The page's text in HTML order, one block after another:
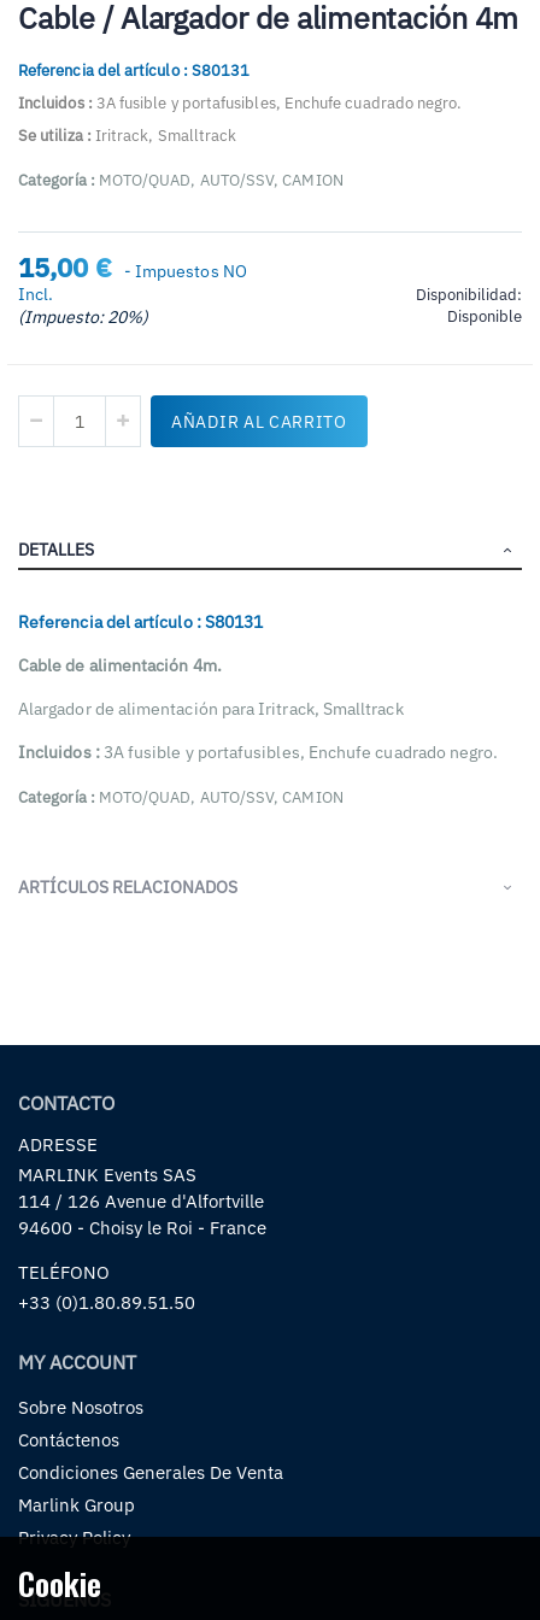
Cookie
al
comienzo
la
galería
de
imágenes
Cable / Alargador de alimentación 4m
Referencia del artículo : S80131
Incluidos : 3A fusible y portafusibles, Enchufe cuadrado negro.
Se utiliza : Iritrack, Smalltrack
Categoría : MOTO/QUAD, AUTO/SSV, CAMION
15,00 €
- Impuestos NO
Incl.
(Impuesto: 20%)
Disponibilidad:
Disponible
AÑADIR AL CARRITO
DETALLES
Referencia del artículo : S80131
Cable de alimentación 4m.
Alargador de alimentación para Iritrack, Smalltrack
Incluidos :3A fusible y portafusibles, Enchufe cuadrado negro.
Categoría : MOTO/QUAD, AUTO/SSV, CAMION
ARTÍCULOS RELACIONADOS
CONTACTO
ADRESSE
MARLINK Events SAS
114 / 126 Avenue d'Alfortville
94600 - Choisy le Roi - France
TELÉFONO
+33 (0)1.80.89.51.50
MY ACCOUNT
Sobre Nosotros
Contáctenos
Condiciones Generales De Venta
Marlink Group
Privacy Policy
SÍGUENOS